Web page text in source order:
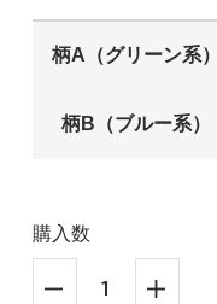
柄A（グリーン系）
柄B（ブルー系）
購入数